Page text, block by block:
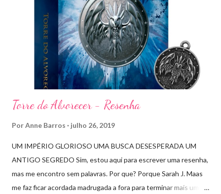
Torre do Alvorecer - Resenha
PorAnne Barros julho 26, 2019
UM IMPÉRIO GLORIOSO UMA BUSCA DESESPERADA UM
ANTIGO SEGREDO Sim, estou aqui para escrever uma resenha,
mas me encontro sem palavras. Por que? Porque Sarah J. Maas
me faz ficar acordada madrugada a fora para terminar mais um